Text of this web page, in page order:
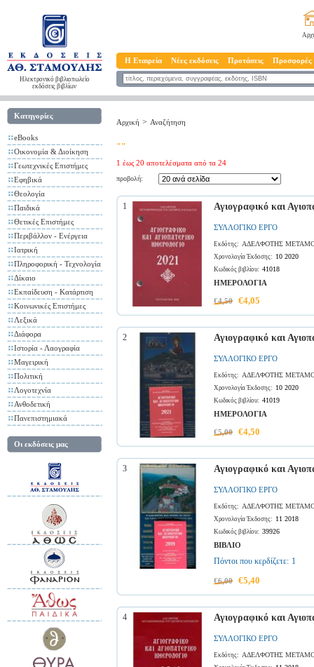
Ηλεκτρονικό βιβλιοπωλείο
εκδόσεις βιβλίων
Η Εταιρεία Νέες εκδόσεις Προτάσεις Προσφορές
Κατηγορίες
eBooks
Οικονομία & Διοίκηση
Γεωτεχνικές Επιστήμες
Εφηβικά
Θεολογία
Παιδικά
Θετικές Επιστήμες
Περιβάλλον - Ενέργεια
Ιατρική
Πληροφορική - Τεχνολογία
Δίκαιο
Εκπαίδευση - Κατάρτιση
Κοινωνικές Επιστήμες
Λεξικά
Διάφορα
Ιστορία - Λαογραφία
Μαγειρική
Πολιτική
Λογοτεχνία
Ανθοδετική
Πανεπιστημιακά
Οι εκδόσεις μας
Αρχική > Αναζήτηση
""
1 έως 20 αποτελέσματα από τα 24
προβολή:
1 Αγιογραφικό και
ΣΥΛΛΟΓΙΚΟ ΕΡΓΟ
Εκδότης: ΑΔΕΛΦΟΤΗΣ
Χρονολογία Έκδοσης: 10 2020
Κωδικός βιβλίου: 41018
ΗΜΕΡΟΛΟΓΙΑ
€4,50 €4,05
2 Αγιογραφικό και
ΣΥΛΛΟΓΙΚΟ ΕΡΓΟ
Εκδότης: ΑΔΕΛΦΟΤΗΣ
Χρονολογία Έκδοσης: 10 2020
Κωδικός βιβλίου: 41019
ΗΜΕΡΟΛΟΓΙΑ
€5,00 €4,50
3 Αγιογραφικό και
ΣΥΛΛΟΓΙΚΟ ΕΡΓΟ
Εκδότης: ΑΔΕΛΦΟΤΗΣ
Χρονολογία Έκδοσης: 11 2018
Κωδικός βιβλίου: 39926
ΒΙΒΛΙΟ
Πόντοι που κερδίζετε: 1
€6,00 €5,40
4 Αγιογραφικό και
ΣΥΛΛΟΓΙΚΟ ΕΡΓΟ
Εκδότης: ΑΔΕΛΦΟΤΗΣ